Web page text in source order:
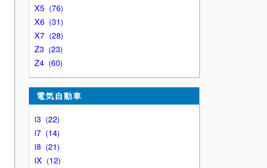
X5
76
X6
31
X7
28
Z3
23
Z4
60
電気自動車
i3
22
i7
14
i8
21
iX
12